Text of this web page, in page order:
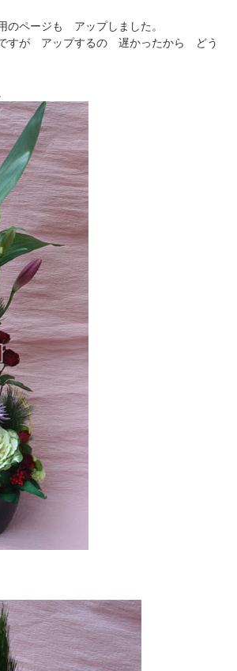
ページも アップしました。
すが アップするの 遅かったから どう